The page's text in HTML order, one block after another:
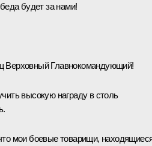
будет за нами!
Верховный Главнокомандующий!
высокую награду в столь
мои боевые товарищи,